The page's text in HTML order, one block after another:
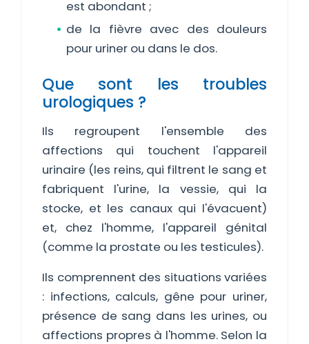
est abondant ;
de la fièvre avec des douleurs
pour uriner ou dans le dos.
Que sont les troubles
urologiques ?
Ils regroupent l'ensemble des
affections qui touchent l'appareil
urinaire (les reins, qui filtrent le sang et
fabriquent l'urine, la vessie, qui la
stocke, et les canaux qui l'évacuent)
et, chez l'homme, l'appareil génital
(comme la prostate ou les testicules).
Ils comprennent des situations variées
: infections, calculs, gêne pour uriner,
présence de sang dans les urines, ou
affections propres à l'homme. Selon la